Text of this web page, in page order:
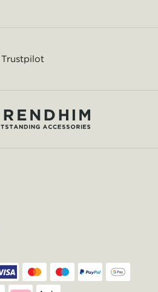
Trustpilot